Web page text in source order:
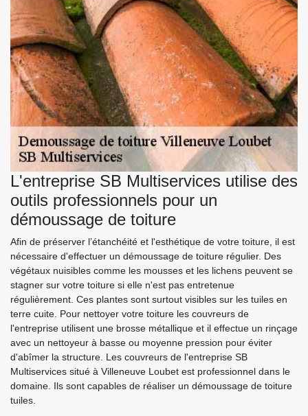
L'entreprise SB Multiservices utilise des
outils professionnels pour un
démoussage de toiture
Afin de préserver l’étanchéité et l'esthétique de votre toiture, il est
nécessaire d'effectuer un démoussage de toiture régulier. Des
végétaux nuisibles comme les mousses et les lichens peuvent se
stagner sur votre toiture si elle n'est pas entretenue
régulièrement. Ces plantes sont surtout visibles sur les tuiles en
terre cuite. Pour nettoyer votre toiture les couvreurs de
l'entreprise utilisent une brosse métallique et il effectue un rinçage
avec un nettoyeur à basse ou moyenne pression pour éviter
d'abîmer la structure. Les couvreurs de l'entreprise SB
Multiservices situé à Villeneuve Loubet est professionnel dans le
domaine. Ils sont capables de réaliser un démoussage de toiture
tuiles.